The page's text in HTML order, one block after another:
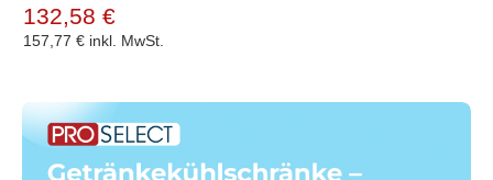
132,58 €
157,77 € inkl. MwSt.